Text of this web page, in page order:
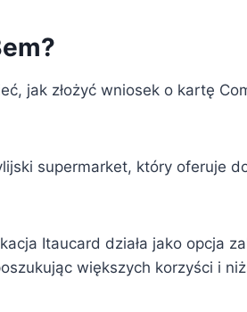
jak złożyć wniosek o kartę
supermarket, który oferuje
Itaucard działa jako opcja
większych korzyści i